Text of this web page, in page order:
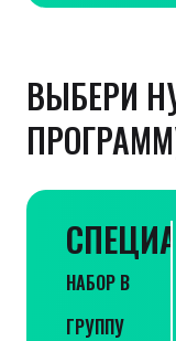
ВЫБЕРИ
НАБОР В
ГРУППУ